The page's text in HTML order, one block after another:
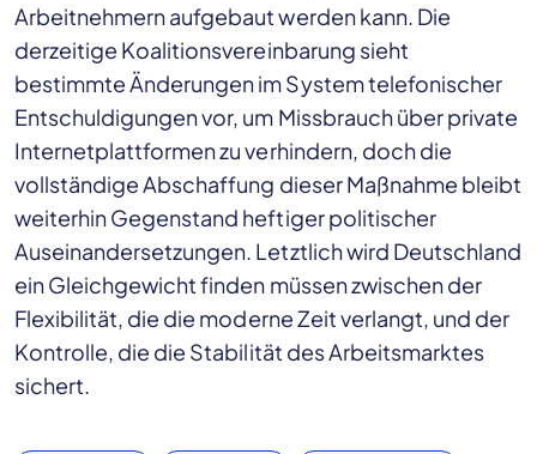
Arbeitnehmern aufgebaut werden kann. Die
derzeitige Koalitionsvereinbarung sieht
bestimmte Änderungen im System telefonischer
Entschuldigungen vor, um Missbrauch über private
Internetplattformen zu verhindern, doch die
vollständige Abschaffung dieser Maßnahme bleibt
weiterhin Gegenstand heftiger politischer
Auseinandersetzungen. Letztlich wird Deutschland
ein Gleichgewicht finden müssen zwischen der
Flexibilität, die die moderne Zeit verlangt, und der
Kontrolle, die die Stabilität des Arbeitsmarktes
sichert.